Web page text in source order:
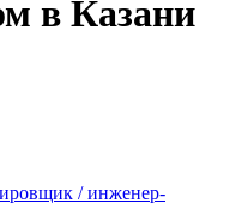
в Казани
/ инженер-